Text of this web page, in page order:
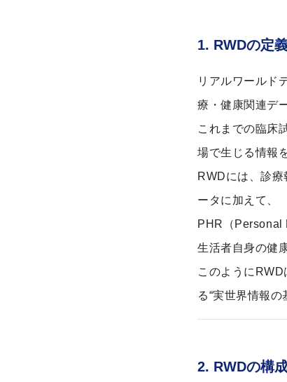
1. RWDの定
リアルワールド
療・健康関連デ
これまでの臨床
場で生じる情報
RWDには、診
ータに加えて、
PHR（Personal
生活者自身の健
このように
る“実世界情報の
2. RWDの構